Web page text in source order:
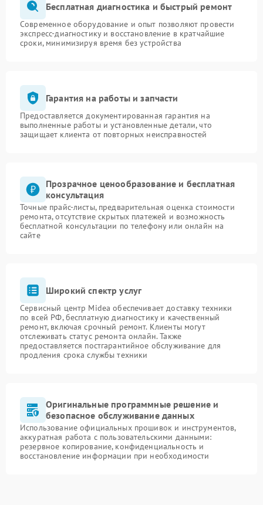
Бесплатная диагностика и быстрый ремонт
Современное оборудование и опыт позволяют провести
экспресс-диагностику и восстановление в кратчайшие
сроки, минимизируя время без устройства
Гарантия на работы и запчасти
Предоставляется документированная гарантия на
выполненные работы и установленные детали, что
защищает клиента от повторных неисправностей
Прозрачное ценообразование и бесплатная
консультация
Точные прайс-листы, предварительная оценка стоимости
ремонта, отсутствие скрытых платежей и возможность
бесплатной консультации по телефону или онлайн на
сайте
Широкий спектр услуг
Сервисный центр Midea обеспечивает доставку техники
по всей РФ, бесплатную диагностику и качественный
ремонт, включая срочный ремонт. Клиенты могут
отслеживать статус ремонта онлайн. Также
предоставляется постгарантийное обслуживание для
продления срока службы техники
Оригинальные программные решение и
безопасное обслуживание данных
Использование официальных прошивок и инструментов,
аккуратная работа с пользовательскими данными:
резервное копирование, конфиденциальность и
восстановление информации при необходимости